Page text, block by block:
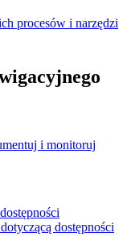
procesów i narzędzi
i monitoruj
dostępności